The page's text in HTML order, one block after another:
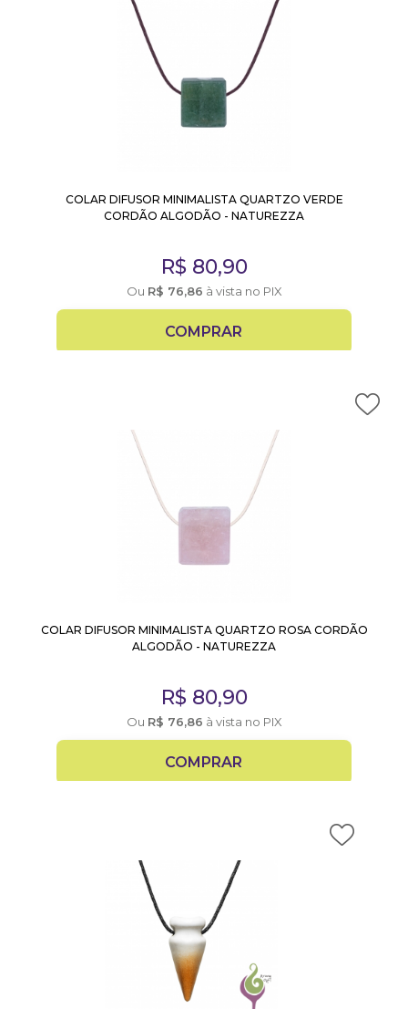
COLAR DIFUSOR MINIMALISTA QUARTZO VERDE
CORDÃO ALGODÃO - NATUREZZA
R$ 80,90
Ou R$ 76,86 à vista no PIX
COMPRAR
COLAR DIFUSOR MINIMALISTA QUARTZO ROSA CORDÃO
ALGODÃO - NATUREZZA
R$ 80,90
Ou R$ 76,86 à vista no PIX
COMPRAR